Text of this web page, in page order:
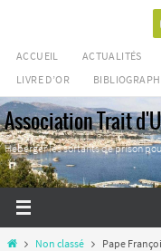
contenu
ACCUEIL ACTUALITÉS
LIVRE D’OR
Association Trait
Héberger les sortants de prison
HomeNon classé
Pape